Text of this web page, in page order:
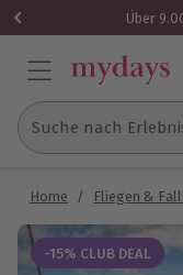
Über
Suche nach
Home / Fliegen &
-15% CLUB DEAL